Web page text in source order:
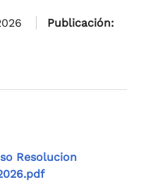
Publicación:
Resolucion